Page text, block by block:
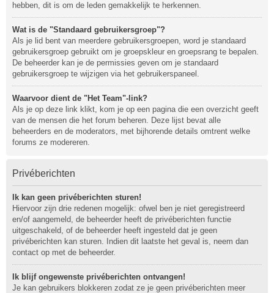
hebben, dit is om de leden gemakkelijk te herkennen.
Wat is de "Standaard gebruikersgroep"?
Als je lid bent van meerdere gebruikersgroepen, word je standaard
gebruikersgroep gebruikt om je groepskleur en groepsrang te bepalen.
De beheerder kan je de permissies geven om je standaard
gebruikersgroep te wijzigen via het gebruikerspaneel.
Waarvoor dient de "Het Team"-link?
Als je op deze link klikt, kom je op een pagina die een overzicht geeft
van de mensen die het forum beheren. Deze lijst bevat alle
beheerders en de moderators, met bijhorende details omtrent welke
forums ze modereren.
Privéberichten
Ik kan geen privéberichten sturen!
Hiervoor zijn drie redenen mogelijk: ofwel ben je niet geregistreerd
en/of aangemeld, de beheerder heeft de privéberichten functie
uitgeschakeld, of de beheerder heeft ingesteld dat je geen
privéberichten kan sturen. Indien dit laatste het geval is, neem dan
contact op met de beheerder.
Ik blijf ongewenste privéberichten ontvangen!
Je kan gebruikers blokkeren zodat ze je geen privéberichten meer